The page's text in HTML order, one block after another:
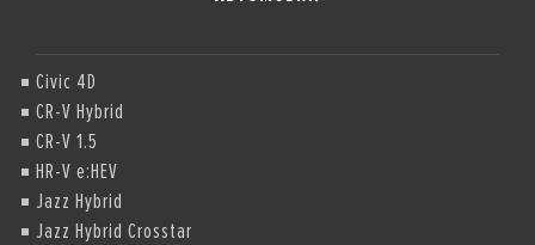
Civic 4D
CR-V Hybrid
CR-V 1.5
HR-V e:HEV
Jazz Hybrid
Jazz Hybrid Crosstar